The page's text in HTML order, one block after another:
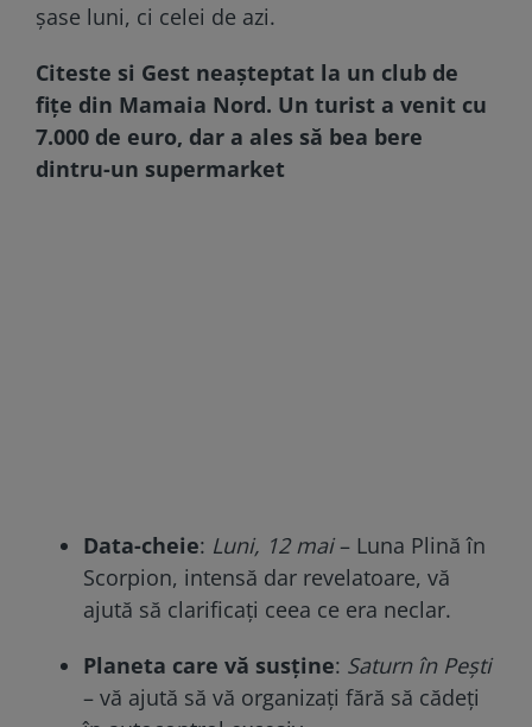
șase luni, ci celei de azi.
Citeste si Gest neașteptat la un club de
fițe din Mamaia Nord. Un turist a venit cu
7.000 de euro, dar a ales să bea bere
dintru-un supermarket
Data-cheie: Luni, 12 mai– Luna Plină în
Scorpion, intensă dar revelatoare, vă
ajută să clarificați ceea ce era neclar.
Planeta care vă susține: Saturn în Pești
– vă ajută să vă organizați fără să cădeți